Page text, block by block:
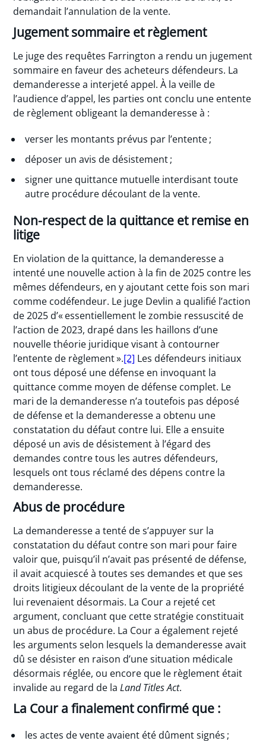
demandait l’annulation de la vente.
Jugement sommaire et règlement
Le juge des requêtes Farrington a rendu un jugement
sommaire en faveur des acheteurs défendeurs. La
demanderesse a interjeté appel. À la veille de
l’audience d’appel, les parties ont conclu une entente
de règlement obligeant la demanderesse à :
verser les montants prévus par l’entente ;
déposer un avis de désistement ;
signer une quittance mutuelle interdisant toute
autre procédure découlant de la vente.
Non-respect de la quittance et remise en
litige
En violation de la quittance, la demanderesse a
intenté une nouvelle action à la fin de 2025 contre les
mêmes défendeurs, en y ajoutant cette fois son mari
comme codéfendeur. Le juge Devlin a qualifié l’action
de 2025 d’« essentiellement le zombie ressuscité de
l’action de 2023, drapé dans les haillons d’une
nouvelle théorie juridique visant à contourner
l’entente de règlement ».[2] Les défendeurs initiaux
ont tous déposé une défense en invoquant la
quittance comme moyen de défense complet. Le
mari de la demanderesse n’a toutefois pas déposé
de défense et la demanderesse a obtenu une
constatation du défaut contre lui. Elle a ensuite
déposé un avis de désistement à l’égard des
demandes contre tous les autres défendeurs,
lesquels ont tous réclamé des dépens contre la
demanderesse.
Abus de procédure
La demanderesse a tenté de s’appuyer sur la
constatation du défaut contre son mari pour faire
valoir que, puisqu’il n’avait pas présenté de défense,
il avait acquiescé à toutes ses demandes et que ses
droits litigieux découlant de la vente de la propriété
lui revenaient désormais. La Cour a rejeté cet
argument, concluant que cette stratégie constituait
un abus de procédure. La Cour a également rejeté
les arguments selon lesquels la demanderesse avait
dû se désister en raison d’une situation médicale
désormais réglée, ou encore que le règlement était
invalide au regard de laLand Titles Act.
La Cour a finalement confirmé que :
les actes de vente avaient été dûment signés ;